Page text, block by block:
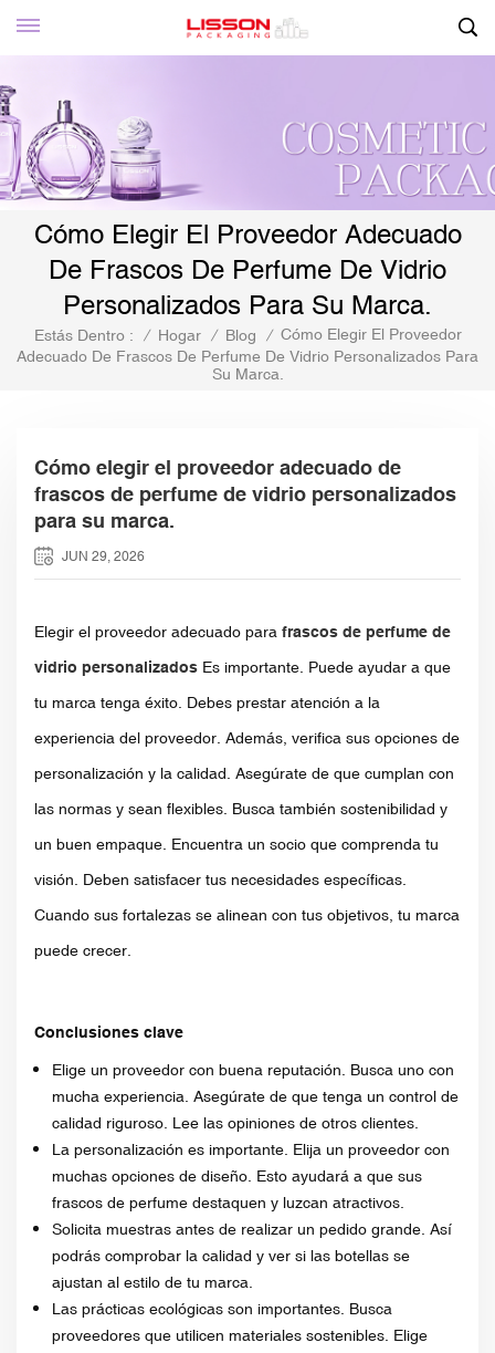
Cómo Elegir El Proveedor Adecuado
De Frascos De Perfume De Vidrio
Personalizados Para Su Marca.
Estás Dentro : / Hogar / Blog / Cómo Elegir El Proveedor
Adecuado De Frascos De Perfume De Vidrio Personalizados Para
Su Marca.
Cómo elegir el proveedor adecuado de
frascos de perfume de vidrio personalizados
para su marca.
JUN 29, 2026
Elegir el proveedor adecuado para frascos de perfume de
vidrio personalizados Es importante. Puede ayudar a que
tu marca tenga éxito. Debes prestar atención a la
experiencia del proveedor. Además, verifica sus opciones de
personalización y la calidad. Asegúrate de que cumplan con
las normas y sean flexibles. Busca también sostenibilidad y
un buen empaque. Encuentra un socio que comprenda tu
visión. Deben satisfacer tus necesidades específicas.
Cuando sus fortalezas se alinean con tus objetivos, tu marca
puede crecer.
Conclusiones clave
Elige un proveedor con buena reputación. Busca uno con
mucha experiencia. Asegúrate de que tenga un control de
calidad riguroso. Lee las opiniones de otros clientes.
La personalización es importante. Elija un proveedor con
muchas opciones de diseño. Esto ayudará a que sus
frascos de perfume destaquen y luzcan atractivos.
Solicita muestras antes de realizar un pedido grande. Así
podrás comprobar la calidad y ver si las botellas se
ajustan al estilo de tu marca.
Las prácticas ecológicas son importantes. Busca
proveedores que utilicen materiales sostenibles. Elige